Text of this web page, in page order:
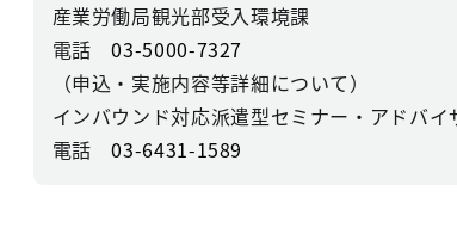
産業労働局観光部受入環境課
電話03-5000-7327
（申込・実施内容等詳細について）
インバウンド対応派遣型セミナー・アドバイ
電話03-6431-1589